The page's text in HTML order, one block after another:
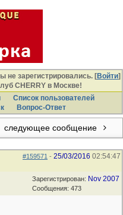
не зарегистрировались. [Войти]
CHERRY в Москве!
Список пользователей
Вопрос-Ответ
следующее сообщение
#159571 - 25/03/2016 02:54:47
Зарегистрирован: Nov 2007
Сообщения: 473